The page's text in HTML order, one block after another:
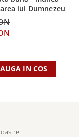
lui Dumnezeu
IN COS